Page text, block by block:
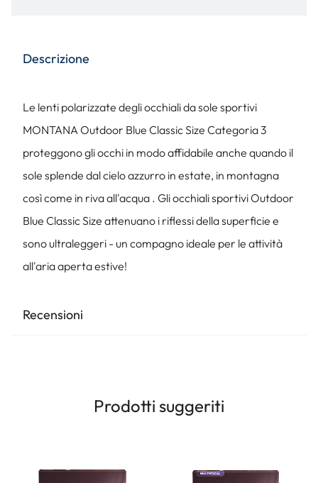
Descrizione
Le lenti polarizzate degli occhiali da sole sportivi
MONTANA Outdoor Blue Classic Size Categoria 3
proteggono gli occhi in modo affidabile anche quando il
sole splende dal cielo azzurro in estate, in montagna
così come in riva all'acqua . Gli occhiali sportivi Outdoor
Blue Classic Size attenuano i riflessi della superficie e
sono ultraleggeri - un compagno ideale per le attività
all'aria aperta estive!
Recensioni
Prodotti suggeriti